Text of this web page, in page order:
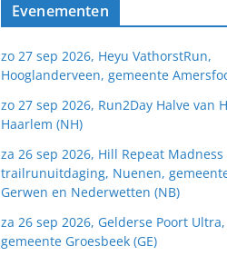
Evenementen
zo 27 sep 2026, Heyu VathorstRun,
Hooglanderveen, gemeente
zo 27 sep 2026, Run2Day Halve van
Haarlem (NH)
za 26 sep 2026, Hill Repeat
trailrunuitdaging, Nuenen,
Gerwen en Nederwetten (NB)
za 26 sep 2026, Gelderse Poort
gemeente Groesbeek (GE)